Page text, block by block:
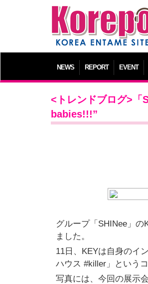
NEWS REPORT EVENT
<トレンドブログ>「
babies!!!”
グループ「SHINee」
ました。
11日、KEYは自身のイ
ハウス #killer」という
写真には、今回の展示